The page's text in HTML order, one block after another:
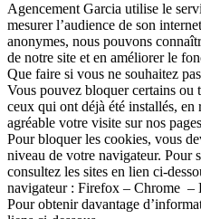
Agencement Garcia utilise le
mesurer l’audience de son
anonymes, nous pouvons
de notre site et en améliorer le
Que faire si vous ne souhaitez
Vous pouvez bloquer certains ou
ceux qui ont déjà été installés, en
agréable votre visite sur nos
Pour bloquer les cookies, vous
niveau de votre navigateur. Pour
consultez les sites en lien ci-
navigateur : Firefox – Chrome
Pour obtenir davantage